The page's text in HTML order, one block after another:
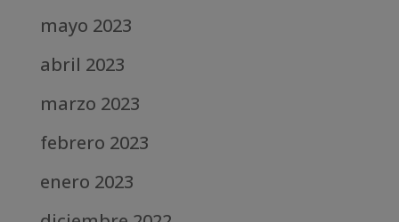
mayo 2023
abril 2023
marzo 2023
febrero 2023
enero 2023